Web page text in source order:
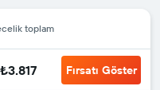
toplam
₺3.817 Fırsatı Göster